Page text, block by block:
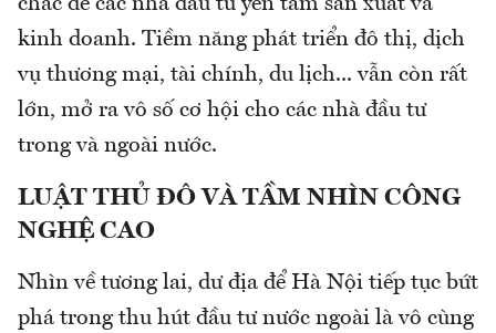
kinh doanh. Tiềm năng phát triển đô thị, dịch
vụ thương mại, tài chính, du lịch... vẫn còn rất
lớn, mở ra vô số cơ hội cho các nhà đầu tư
trong và ngoài nước.
LUẬT THỦ ĐÔ VÀ TẦM NHÌN CÔNG
NGHỆ CAO
Nhìn về tương lai, dư địa để Hà Nội tiếp tục bứt
phá trong thu hút đầu tư nước ngoài là vô cùng